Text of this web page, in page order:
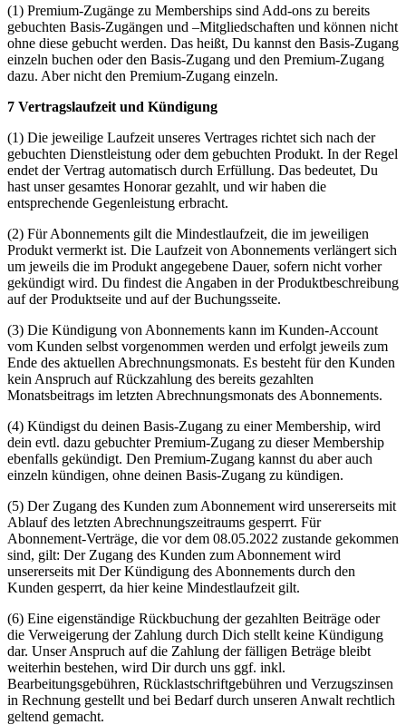
(1) Premium-Zugänge zu Memberships sind Add-ons zu bereits
gebuchten Basis-Zugängen und –Mitgliedschaften und können nicht
ohne diese gebucht werden. Das heißt, Du kannst den Basis-Zugang
einzeln buchen oder den Basis-Zugang und den Premium-Zugang
dazu. Aber nicht den Premium-Zugang einzeln.
7 Vertragslaufzeit und Kündigung
(1) Die jeweilige Laufzeit unseres Vertrages richtet sich nach der
gebuchten Dienstleistung oder dem gebuchten Produkt. In der Regel
endet der Vertrag automatisch durch Erfüllung. Das bedeutet, Du
hast unser gesamtes Honorar gezahlt, und wir haben die
entsprechende Gegenleistung erbracht.
(2) Für Abonnements gilt die Mindestlaufzeit, die im jeweiligen
Produkt vermerkt ist. Die Laufzeit von Abonnements verlängert sich
um jeweils die im Produkt angegebene Dauer, sofern nicht vorher
gekündigt wird. Du findest die Angaben in der Produktbeschreibung
auf der Produktseite und auf der Buchungsseite.
(3) Die Kündigung von Abonnements kann im Kunden-Account
vom Kunden selbst vorgenommen werden und erfolgt jeweils zum
Ende des aktuellen Abrechnungsmonats. Es besteht für den Kunden
kein Anspruch auf Rückzahlung des bereits gezahlten
Monatsbeitrags im letzten Abrechnungsmonats des Abonnements.
(4) Kündigst du deinen Basis-Zugang zu einer Membership, wird
dein evtl. dazu gebuchter Premium-Zugang zu dieser Membership
ebenfalls gekündigt. Den Premium-Zugang kannst du aber auch
einzeln kündigen, ohne deinen Basis-Zugang zu kündigen.
(5) Der Zugang des Kunden zum Abonnement wird unsererseits mit
Ablauf des letzten Abrechnungszeitraums gesperrt. Für
Abonnement-Verträge, die vor dem 08.05.2022 zustande gekommen
sind, gilt: Der Zugang des Kunden zum Abonnement wird
unsererseits mit Der Kündigung des Abonnements durch den
Kunden gesperrt, da hier keine Mindestlaufzeit gilt.
(6) Eine eigenständige Rückbuchung der gezahlten Beiträge oder
die Verweigerung der Zahlung durch Dich stellt keine Kündigung
dar. Unser Anspruch auf die Zahlung der fälligen Beträge bleibt
weiterhin bestehen, wird Dir durch uns ggf. inkl.
Bearbeitungsgebühren, Rücklastschriftgebühren und Verzugszinsen
in Rechnung gestellt und bei Bedarf durch unseren Anwalt rechtlich
geltend gemacht.